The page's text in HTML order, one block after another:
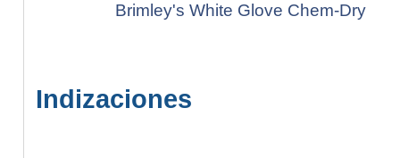
Brimley's White Glove Chem-Dry
Indizaciones